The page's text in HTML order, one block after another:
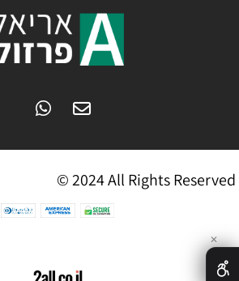
© 2024 All Rights Reserved
✕